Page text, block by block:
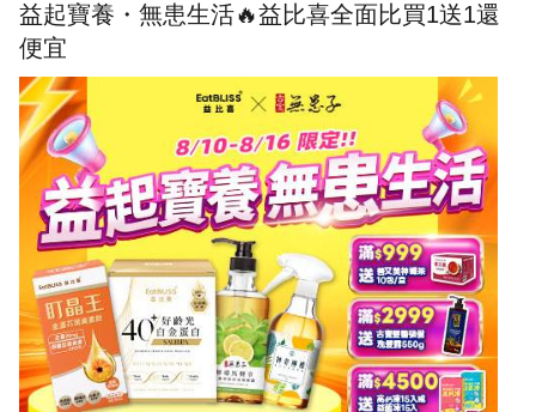
益起寶養・無患生活🔥益比喜全面比買1送1還
便宜